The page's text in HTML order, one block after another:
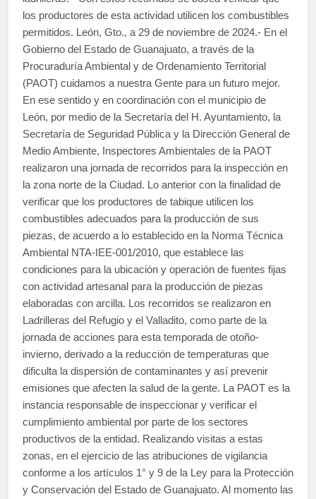
los productores de esta actividad utilicen los combustibles
permitidos. León, Gto., a 29 de noviembre de 2024.- En el
Gobierno del Estado de Guanajuato, a través de la
Procuraduría Ambiental y de Ordenamiento Territorial
(PAOT) cuidamos a nuestra Gente para un futuro mejor.
En ese sentido y en coordinación con el municipio de
León, por medio de la Secretaría del H. Ayuntamiento, la
Secretaría de Seguridad Pública y la Dirección General de
Medio Ambiente, Inspectores Ambientales de la PAOT
realizaron una jornada de recorridos para la inspección en
la zona norte de la Ciudad. Lo anterior con la finalidad de
verificar que los productores de tabique utilicen los
combustibles adecuados para la producción de sus
piezas, de acuerdo a lo establecido en la Norma Técnica
Ambiental NTA-IEE-001/2010, que establece las
condiciones para la ubicación y operación de fuentes fijas
con actividad artesanal para la producción de piezas
elaboradas con arcilla. Los recorridos se realizaron en
Ladrilleras del Refugio y el Valladito, como parte de la
jornada de acciones para esta temporada de otoño-
invierno, derivado a la reducción de temperaturas que
dificulta la dispersión de contaminantes y así prevenir
emisiones que afecten la salud de la gente. La PAOT es la
instancia responsable de inspeccionar y verificar el
cumplimiento ambiental por parte de los sectores
productivos de la entidad. Realizando visitas a estas
zonas, en el ejercicio de las atribuciones de vigilancia
conforme a los artículos 1° y 9 de la Ley para la Protección
y Conservación del Estado de Guanajuato. Al momento las